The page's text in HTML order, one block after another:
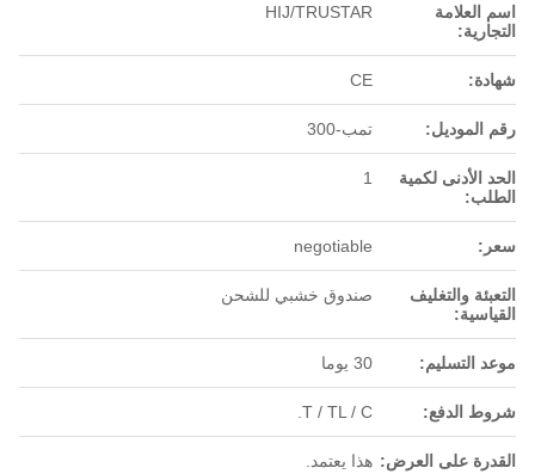
اسم العلامة
التجارية:
HIJ/TRUSTAR
شهادة: CE
رقم الموديل: تمب-300
الحد الأدنى لكمية
الطلب:
1
سعر: negotiable
التعبئة والتغليف
القياسية:
صندوق خشبي للشحن
موعد التسليم: 30 يوما
شروط الدفع: T / TL / C.
القدرة على العرض: هذا يعتمد.